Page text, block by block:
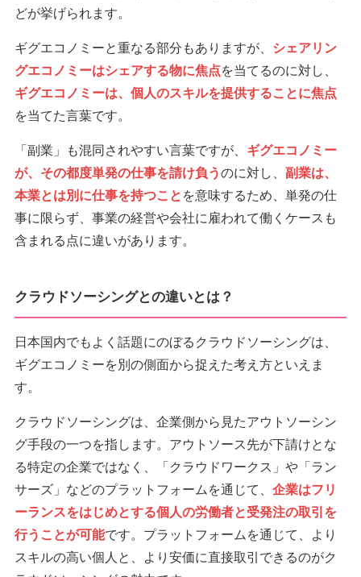
どが挙げられます。
ギグエコノミーと重なる部分もありますが、 シェアリン
グエコノミーはシェアする物に焦点を当てるのに対し、
ギグエコノミーは、個人のスキルを提供することに焦点
を当てた言葉です。
「副業」も混同されやすい言葉ですが、 ギグエコノミー
が、その都度単発の仕事を請け負うのに対し、 副業は、
本業とは別に仕事を持つことを意味するため、単発の仕
事に限らず、事業の経営や会社に雇われて働くケースも
含まれる点に違いがあります。
クラウドソーシングとの違いとは？
日本国内でもよく話題にのぼるクラウドソーシングは、
ギグエコノミーを別の側面から捉えた考え方といえま
す。
クラウドソーシングは、企業側から見たアウトソーシン
グ手段の一つを指します。アウトソース先が下請けとな
る特定の企業ではなく、「クラウドワークス」や「ラン
サーズ」などのプラットフォームを通じて、 企業はフリ
ーランスをはじめとする個人の労働者と受発注の取引を
行うことが可能です。プラットフォームを通じて、より
スキルの高い個人と、より安価に直接取引できるのがク